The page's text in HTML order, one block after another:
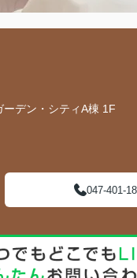
デン・シティA棟 1F
047-401-